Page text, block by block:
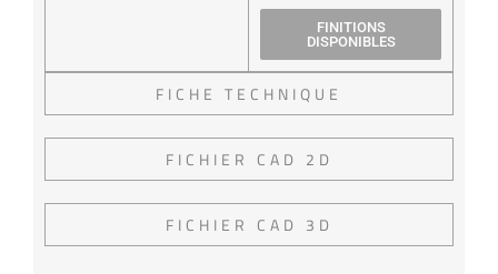
FINITIONS
DISPONIBLES
FICHE TECHNIQUE
FICHIER CAD 2D
FICHIER CAD 3D